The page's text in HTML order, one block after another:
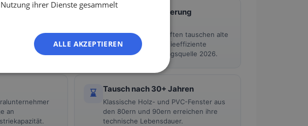
Energetische Sanierung
Wohnungsgesellschaften tauschen alte
Fenster gegen energieeffiziente
Modelle. Hauptauftragsquelle 2026.
an
⌛ Tausch nach 30+ Jahren
Klassische Holz- und PVC-Fenster aus
den 80ern und 90ern erreichen ihre
technische Lebensdauer.
NL
ihrer Dienste gesammelt
ALLE AKZEPTIEREN